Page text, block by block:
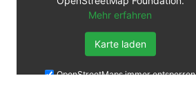
Mehr erfahren
Karte laden
OpenStreetMaps immer entsperren